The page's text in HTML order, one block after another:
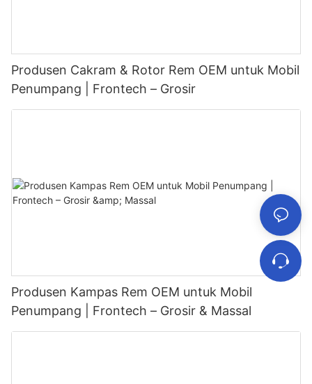
Produsen Cakram & Rotor Rem OEM untuk Mobil
Penumpang | Frontech – Grosir
Produsen Kampas Rem OEM untuk Mobil
Penumpang | Frontech – Grosir & Massal